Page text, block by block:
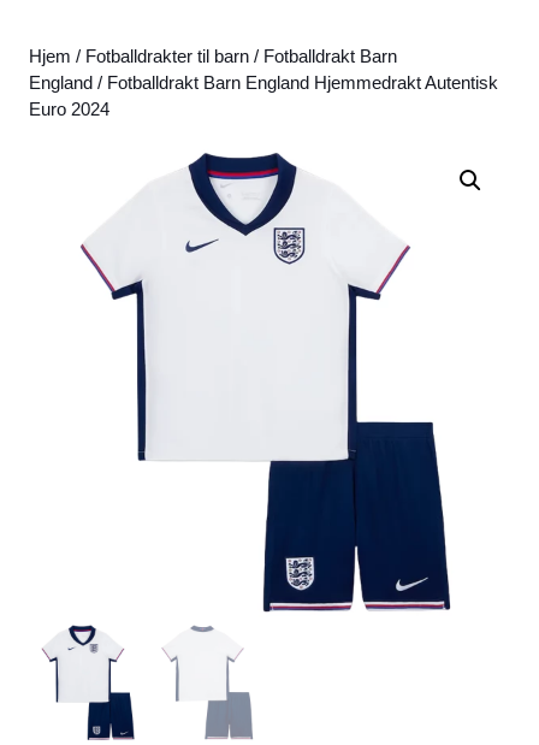
Hjem / Fotballdrakter til barn / Fotballdrakt Barn
England / Fotballdrakt Barn England Hjemmedrakt Autentisk
Euro 2024